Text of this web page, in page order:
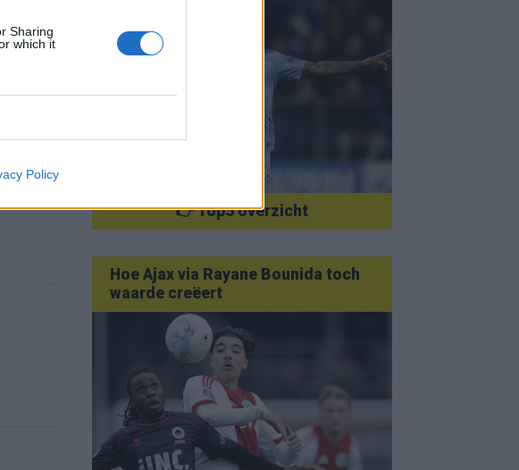
Sharing
which it
Policy
eruit
👉 Top5 overzicht
Hoe Ajax via Rayane Bounida toch
waarde creëert